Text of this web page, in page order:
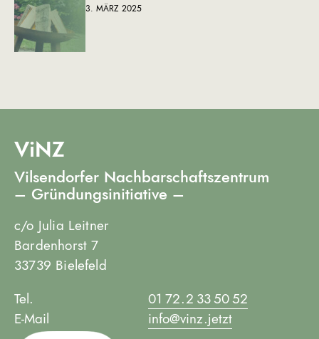
3. MÄRZ 2025
ViNZ
Vilsendorfer Nachbarschaftszentrum
– Gründungsinitiative –
c/o Julia Leitner
Bardenhorst 7
33739 Bielefeld
Tel.
01 72 . 2 33 50 52
E-Mail
info@vinz.jetzt